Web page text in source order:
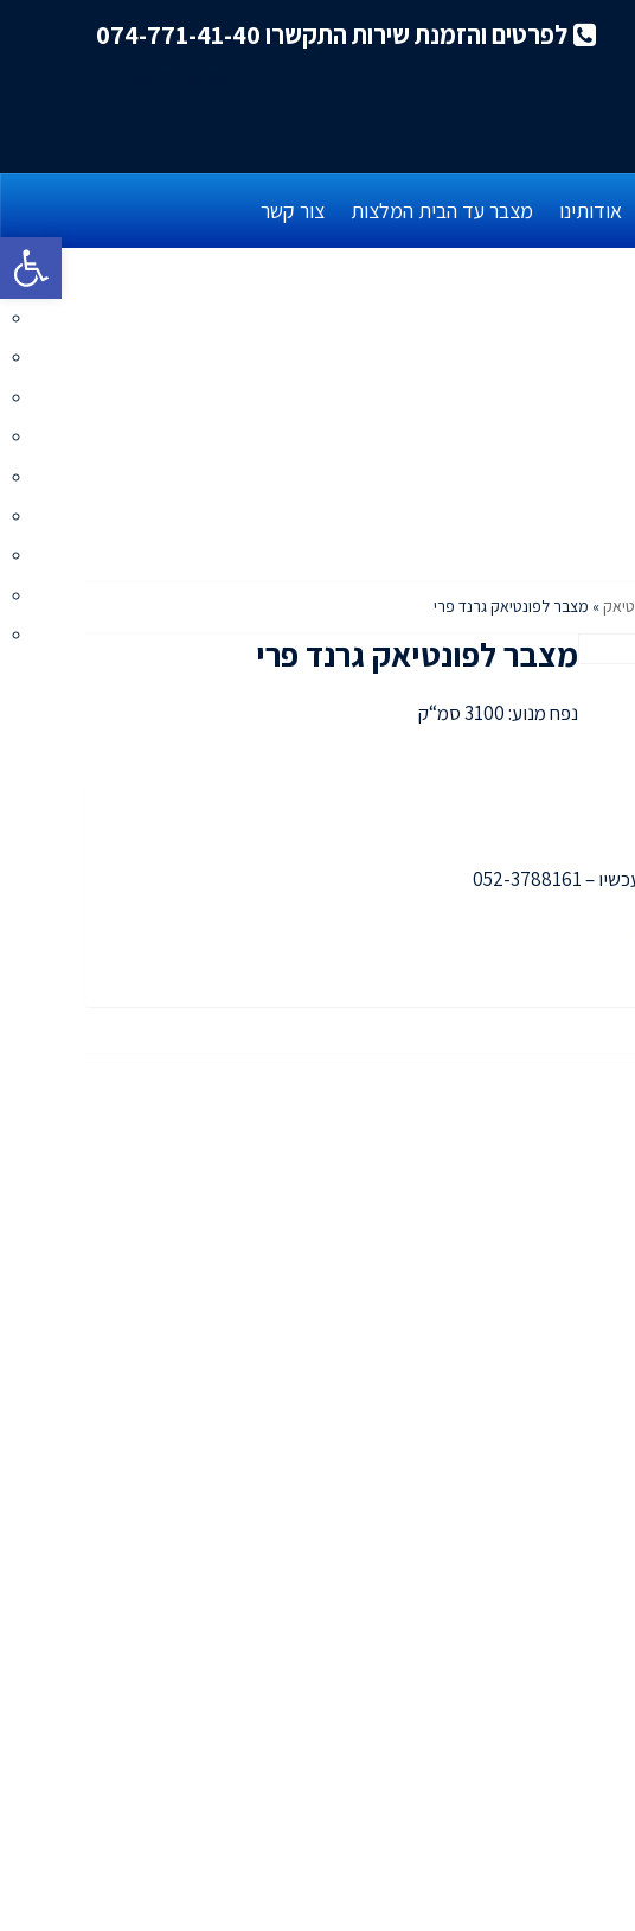
פתח
לפרטים והזמנת שירות התקשרו 074-771-41-40
אודותינו מצבר עד הבית המלצות צור קשר
» מצבר לפונטיאק גרנד פרי
מצבר לפונטיאק גרנד פרי
נפח מנוע: 3100 סמ“ק